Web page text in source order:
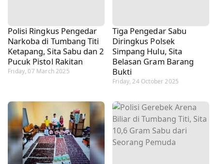
Polisi Ringkus Pengedar
Narkoba di Tumbang Titi
Ketapang, Sita Sabu dan 2
Pucuk Pistol Rakitan
Friday, 07 March 2025
Tiga Pengedar Sabu
Diringkus Polsek
Simpang Hulu, Sita
Belasan Gram Barang
Bukti
Friday, 24 October 2025